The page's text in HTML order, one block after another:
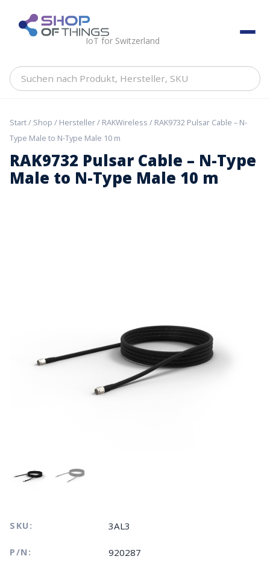
content ShopOfThings
IoT for Switzerland
Suchen
Hersteller,
Start/ Shop / Hersteller/ RAKWireless / RAK9732 Pulsar Cable – N-
Type Male to N-Type Male 10 m
RAK9732 Pulsar Cable – N-Type
Male to N-Type Male 10 m
SKU: 3AL3
P/N: 920287